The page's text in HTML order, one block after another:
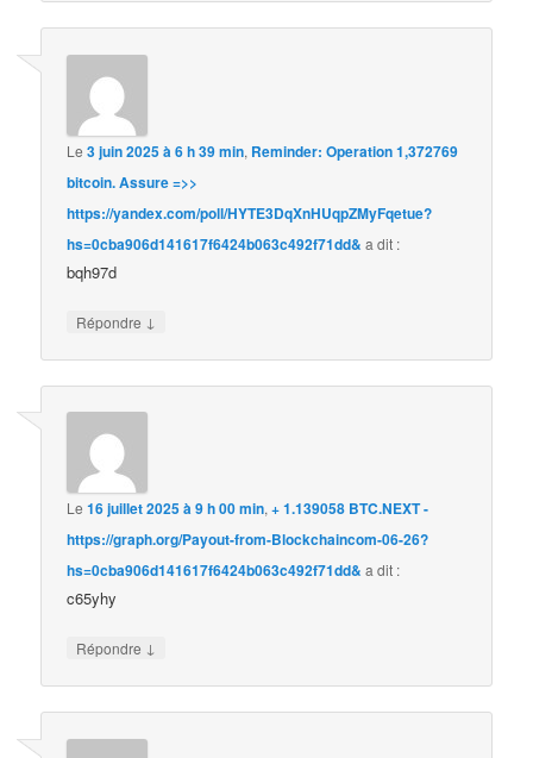
Le3 juin 2025 à 6 h 39 min, Reminder: Operation 1,372769
bitcoin. Assure =>>
https://yandex.com/poll/HYTE3DqXnHUqpZMyFqetue?
hs=0cba906d141617f6424b063c492f71dd& a dit :
bqh97d
Répondre ↓
Le16 juillet 2025 à 9 h 00 min,+ 1.139058 BTC.NEXT -
https://graph.org/Payout-from-Blockchaincom-06-26?
hs=0cba906d141617f6424b063c492f71dd& a dit :
c65yhy
Répondre ↓